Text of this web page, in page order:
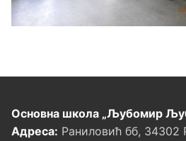
Основна школа „Љубомир
Адреса: Раниловић бб, 34302